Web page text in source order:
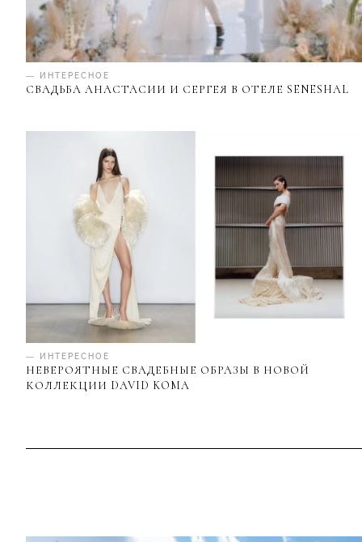
— ИНТЕРЕСНОЕ
СВАДЬБА АНАСТАСИИ И СЕРГЕЯ В ОТЕЛЕ SENESHAL
— ИНТЕРЕСНОЕ
НЕВЕРОЯТНЫЕ СВАДЕБНЫЕ ОБРАЗЫ В НОВОЙ
КОЛЛЕКЦИИ DAVID KOMA